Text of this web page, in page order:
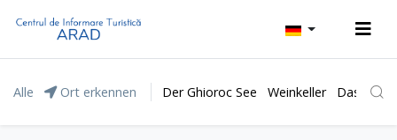
Alle Ort erkennen Der Ghioroc See Weinkeller Das